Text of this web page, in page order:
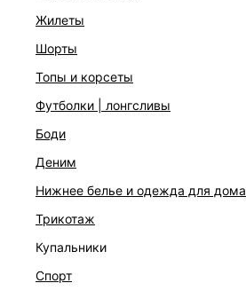
жилеты
шорты
топы и корсеты
футболки | лонгсливы
боди
деним
нижнее белье и одежда для дома
трикотаж
купальники
спорт
5 599 ₽-71%